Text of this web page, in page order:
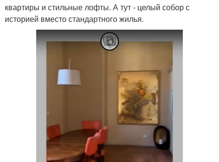
квартиры и стильные лофты. А тут - целый собор с
историей вместо стандартного жилья.